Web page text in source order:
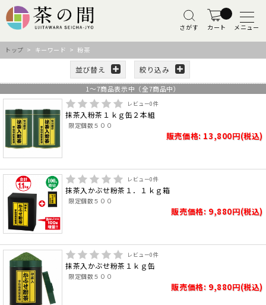
さがす カート メニュー
トップ > キーワード > 粉茶
並び替え 絞り込み
1 ～7商品表示中（全7商品中）
レビュー0件
抹茶入粉茶１ｋｇ缶２本組
限定個数５００
販売価格: 13,800円(税込)
レビュー0件
抹茶入かぶせ粉茶１．１ｋｇ箱
限定個数５００
販売価格: 9,880円(税込)
レビュー0件
抹茶入かぶせ粉茶１ｋｇ缶
限定個数５００
販売価格: 9,880円(税込)